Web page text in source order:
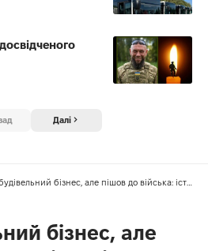
Далі
бізнес, але пішов до війська: історія добровольця з Вараша
бізнес, але